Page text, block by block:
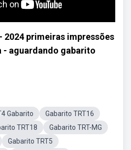
2024 primeiras impressões
- aguardando gabarito
Gabarito
Gabarito TRT16
TRT18
Gabarito TRT-MG
Gabarito TRT5